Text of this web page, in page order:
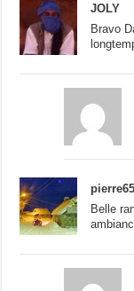
JOLY
Bravo
pierre65
Belle